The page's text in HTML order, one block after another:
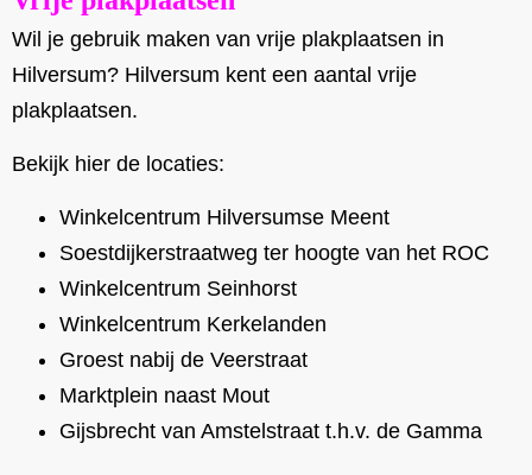
Wil je gebruik maken van vrije plakplaatsen in
Hilversum? Hilversum kent een aantal vrije
plakplaatsen.
Bekijk hier de locaties:
Winkelcentrum Hilversumse Meent
Soestdijkerstraatweg ter hoogte van het ROC
Winkelcentrum Seinhorst
Winkelcentrum Kerkelanden
Groest nabij de Veerstraat
Marktplein naast Mout
Gijsbrecht van Amstelstraat t.h.v. de Gamma